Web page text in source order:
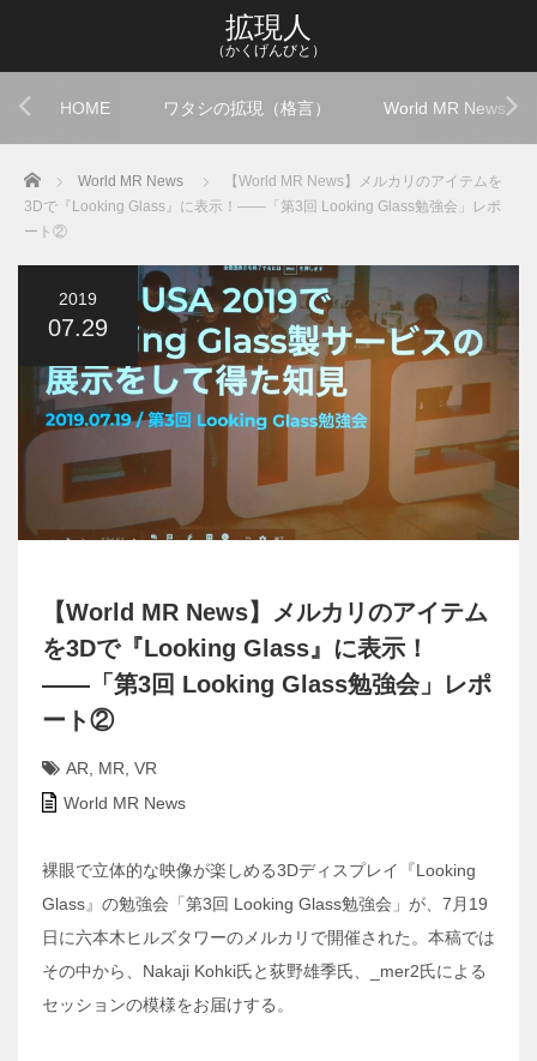
拡現人
（かくげんびと）
HOME ワタシの拡現（格言） World MR News
Home World MR News
【World MR News】メルカリのアイテムを
3Dで『Looking Glass』に表示！――「第3回 Looking Glass勉強会」レポ
ート②
2019
07.29
【World MR News】メルカリのアイテム
を3Dで『Looking Glass』に表示！
――「第3回 Looking Glass勉強会」レポ
ート②
AR MR VR
World MR News
裸眼で立体的な映像が楽しめる3Dディスプレイ『Looking
Glass』の勉強会「第3回 Looking Glass勉強会」が、7月19
日に六本木ヒルズタワーのメルカリで開催された。本稿では
その中から、Nakaji Kohki氏と荻野雄季氏、_mer2氏による
セッションの模様をお届けする。